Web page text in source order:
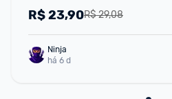
R$ 29,08
R$23,90
há 6 d